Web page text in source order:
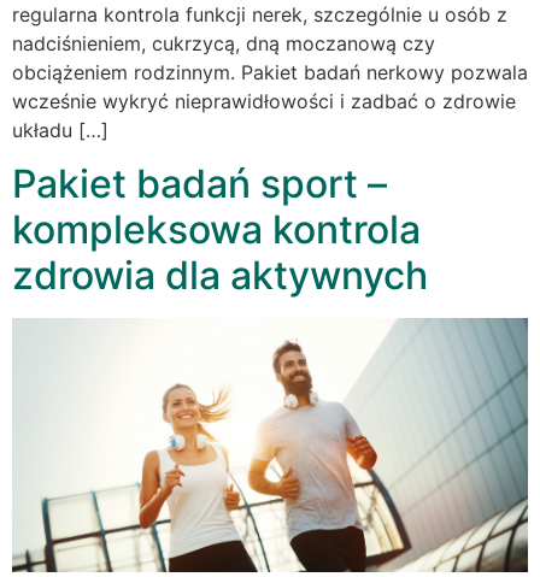
regularna kontrola funkcji nerek, szczególnie u osób z
nadciśnieniem, cukrzycą, dną moczanową czy
obciążeniem rodzinnym. Pakiet badań nerkowy pozwala
wcześnie wykryć nieprawidłowości i zadbać o zdrowie
układu […]
Pakiet badań sport –
kompleksowa kontrola
zdrowia dla aktywnych